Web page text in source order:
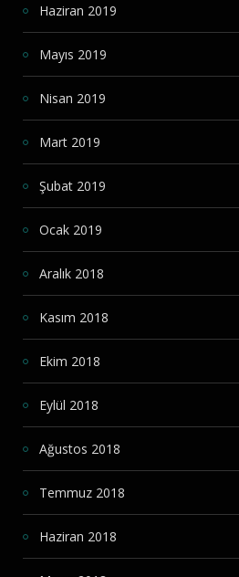
Haziran 2019
Mayıs 2019
Nisan 2019
Mart 2019
Şubat 2019
Ocak 2019
Aralık 2018
Kasım 2018
Ekim 2018
Eylül 2018
Ağustos 2018
Temmuz 2018
Haziran 2018